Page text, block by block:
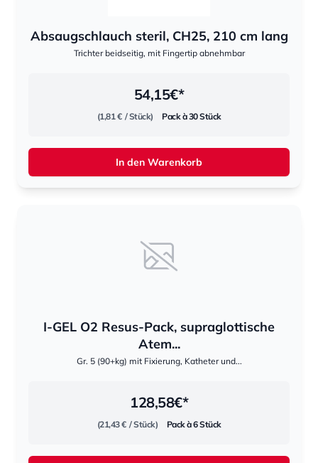
Absaugschlauch steril, CH25, 210 cm lang
Trichter beidseitig, mit Fingertip abnehmbar
54,15€*
(1,81 € / Stück) Pack à 30 Stück
In den Warenkorb
I-GEL O2 Resus-Pack, supraglottische
Atem...
Gr. 5 (90+kg) mit Fixierung, Katheter und...
128,58€*
(21,43 € / Stück) Pack à 6 Stück